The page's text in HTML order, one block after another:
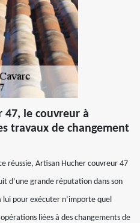
47, le couvreur à
travaux de changement
réussie, Artisan Hucher couvreur 47
d’une grande réputation dans son
lui pour exécuter n’importe quel
liées à des changements de